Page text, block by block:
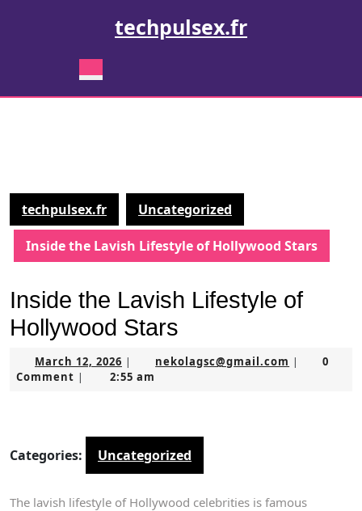
techpulsex.fr
techpulsex.fr Uncategorized
Inside the Lavish Lifestyle of Hollywood Stars
Inside the Lavish Lifestyle of
Hollywood Stars
March 12, 2026 March
12,
| nekolagsc@gmail.com |
0
Comment | 2:55 am
Categories: Uncategorized
The lavish lifestyle of Hollywood celebrities is famous